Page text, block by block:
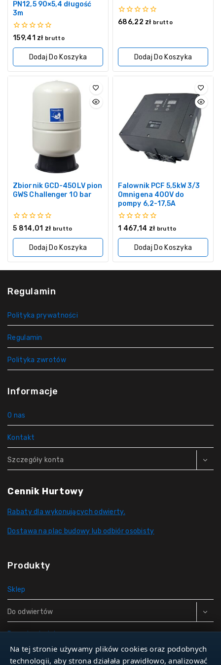
PN12,5 90×5,4 długość
3m
0
5
159,41 zł brutto
Dodaj Do Koszyka
0
686,22 zł brutto
Dodaj Do Koszyka
Zbiornik GCD-450LV pion
GWS Challenger 10 bar
0
5
5 814,01 zł brutto
Dodaj Do Koszyka
Falownik PCF 5,5kW 3/3
Omnigena 400V do
pompy 6,2-17,5A
0
5
1 467,14 zł brutto
Dodaj Do Koszyka
Regulamin
Polityka prywatności
Regulamin
Polityka zwrotów
Informacje
O nas
Kontakt
Szczegóły konta
Cennik Hurtowy
Rabaty dla wykonujących odwierty.
Dostawa na plac budowy lub odbiór osobisty
Produkty
Sklep
Do odwiertów
Rury do studni
Zbiorniki hydroforowe
Na tej stronie używamy plików cookies oraz podobnych
technologii, aby strona działała prawidłowo, analizować